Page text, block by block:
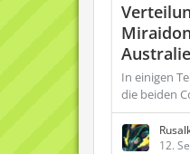
In einigen
die beiden
12.